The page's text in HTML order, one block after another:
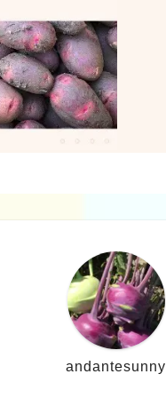
andantesunny